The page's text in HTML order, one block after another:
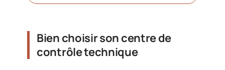
Bien choisir son centre de
contrôle technique